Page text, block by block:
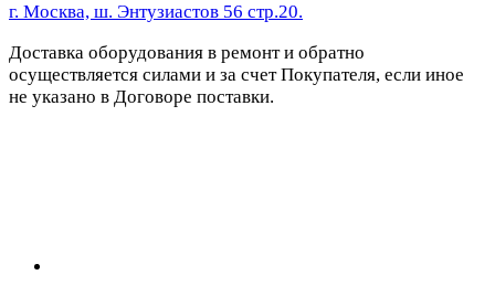
г. Москва, ш. Энтузиастов 56 стр.20.
Доставка оборудования в ремонт и обратно
осуществляется силами и за счет Покупателя, если иное
не указано в Договоре поставки.